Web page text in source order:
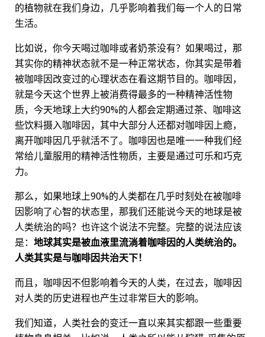
的植物就在我们身边，几乎影响着我们每一个人的日常
生活。
比如说，你今天喝过咖啡或者奶茶没有？如果喝过，那
其实你的精神状态就不是一种正常状态，你其实是带着
被咖啡因改变过的心理状态在看这期节目的。咖啡因，
就是今天这个世界上被消费得最多的一种精神活性物
质，今天地球上大约90%的人都会定期通过茶、咖啡这
些饮料摄入咖啡因，其中大部分人还都对咖啡因上瘾，
离开咖啡因几乎就活不了。咖啡因也是唯一一种我们经
常给儿童服用的精神活性物质，主要是通过可乐和巧克
力。
那么，如果地球上90%的人类都在几乎时刻处在被咖啡
因影响了心智的状态里，那我们还能说今天的地球是被
人类统治的吗？也许这个说法不完整。完整的说法应该
是： 地球其实是被血液里流淌着咖啡因的人类统治的。
人类其实是与咖啡因共治天下！
而且，咖啡因不但影响着今天的人类，在过去，咖啡因
对人类的历史进程也产生过非常巨大的影响。
我们知道，人类社会的变迁一直以来其实都跟一些重要